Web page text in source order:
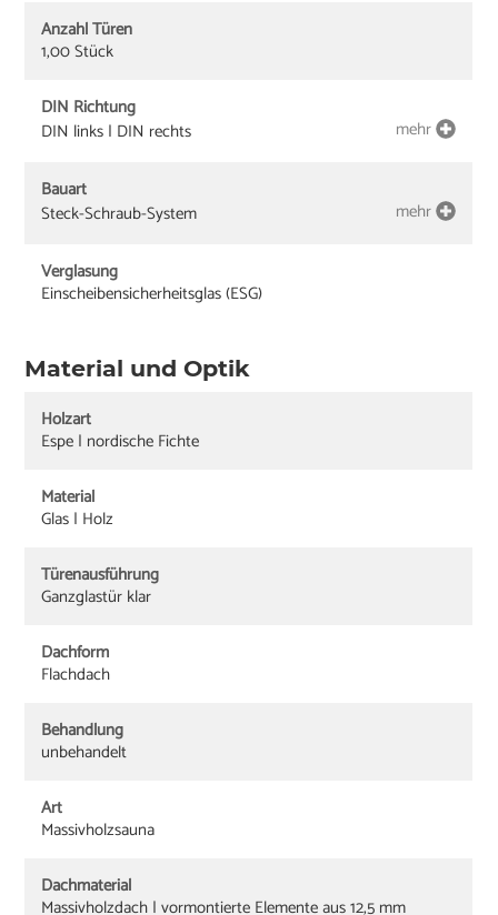
Anzahl Türen
1,00 Stück
DIN Richtung
DIN links | DIN rechts
mehr
Bauart
Steck-Schraub-System
mehr
Verglasung
Einscheibensicherheitsglas (ESG)
Material und Optik
Holzart
Espe | nordische Fichte
Material
Glas | Holz
Türenausführung
Ganzglastür klar
Dachform
Flachdach
Behandlung
unbehandelt
Art
Massivholzsauna
Dachmaterial
Massivholzdach | vormontierte Elemente aus 12,5 mm